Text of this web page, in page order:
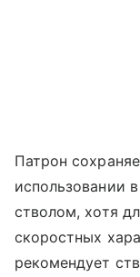
Патрон
использовании
стволом, хотя
скоростных
рекомендует